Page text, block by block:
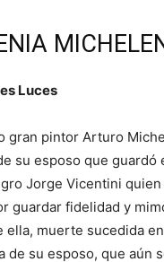
Luces
gran pintor Arturo
su esposo que guardó
Jorge Vicentini
guardar fidelidad y
muerte sucedida
de su esposo, que aún